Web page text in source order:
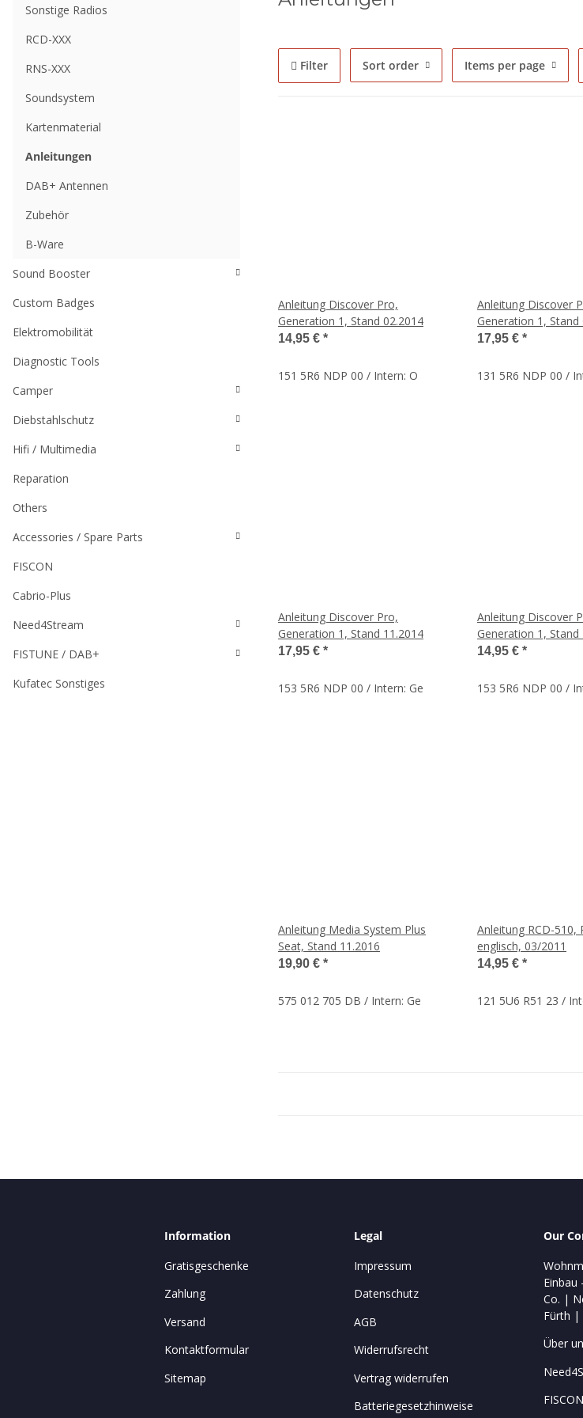
Filter Sort order Items per page
Anleitung Discover Pro,
Generation 1, Stand 02.2014
14,95 € *
151 5R6 NDP 00 / Intern: O
Anleitung Discover
Generation 1, Stand
17,95 € *
131 5R6 NDP 00 /
Anleitung Discover Pro,
Generation 1, Stand 11.2014
17,95 € *
153 5R6 NDP 00 / Intern: Ge
Anleitung Discover
Generation 1, Stand
14,95 € *
153 5R6 NDP 00 /
Anleitung Media System Plus
Seat, Stand 11.2016
19,90 € *
575 012 705 DB / Intern: Ge
Anleitung RCD-510,
englisch, 03/2011
14,95 € *
121 5U6 R51 23 /
Sonstige Radios
RCD-XXX
RNS-XXX
Soundsystem
Kartenmaterial
Anleitungen
DAB+ Antennen
Zubehör
B-Ware
Sound Booster
Custom Badges
Elektromobilität
Diagnostic Tools
Camper
Diebstahlschutz
Hifi / Multimedia
Reparation
Others
Accessories / Spare Parts
FISCON
Cabrio-Plus
Need4Stream
FISTUNE / DAB+
Kufatec Sonstiges
Information
Gratisgeschenke
Zahlung
Versand
Kontaktformular
Sitemap
Legal
Impressum
Datenschutz
AGB
Widerrufsrecht
Vertrag widerrufen
Batteriegesetzhinweise
Our
Einbau
Co. |
Fürth |
Über